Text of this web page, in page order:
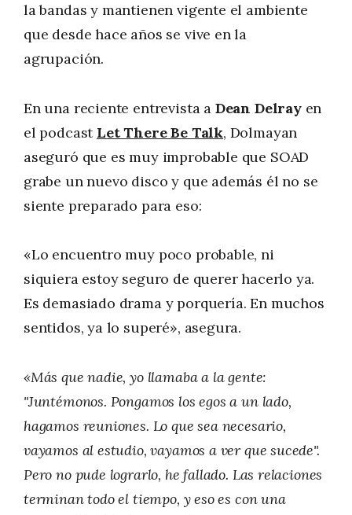
la bandas y mantienen vigente el ambiente
que desde hace años se vive en la
agrupación.
En una reciente entrevista a Dean Delrayen
el podcast Let There Be Talk, Dolmayan
aseguró que es muy improbable que SOAD
grabe un nuevo disco y que además él no se
siente preparado para eso:
«Lo encuentro muy poco probable, ni
siquiera estoy seguro de querer hacerlo ya.
Es demasiado drama y porquería. En muchos
sentidos, ya lo superé», asegura.
«Más que nadie, yo llamaba a la gente:
"Juntémonos. Pongamos los egos a un lado,
hagamos reuniones. Lo que sea necesario,
vayamos al estudio, vayamos a ver que sucede".
Pero no pude lograrlo, he fallado. Las relaciones
terminan todo el tiempo, y eso es con una